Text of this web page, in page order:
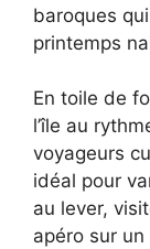
baroques
printemps
En toile de
l’île au
voyageurs
idéal pour
au lever,
apéro sur